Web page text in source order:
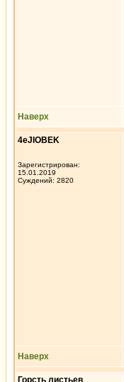
Наверх
4eJIOBEK
Зарегистрирован:
15.01.2019
Суждений: 2820
Наверх
Горсть листьев